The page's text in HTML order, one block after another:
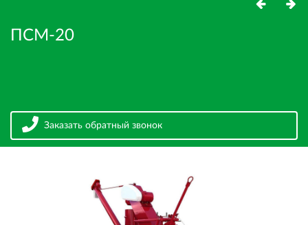
ПСМ-20
Заказать обратный звонок